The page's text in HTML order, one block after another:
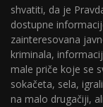
shvatiti, da je
dostupne
zainteresovana
kriminala,
male priče koje se
sokačeta, sela,
na malo drugačiji,